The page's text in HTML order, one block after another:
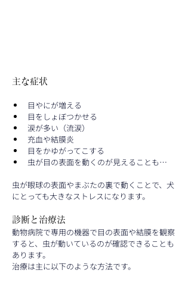
主な症状
目やにが増える
目をしょぼつかせる
涙が多い（流涙）
充血や結膜炎
目をかゆがってこする
虫が目の表面を動くのが見えることも…
虫が眼球の表面やまぶたの裏で動くことで、犬
にとっても大きなストレスになります。
診断と治療法
動物病院で専用の機器で目の表面や結膜を観察
すると、虫が動いているのが確認できることも
あります。
治療は主に以下のような方法です。